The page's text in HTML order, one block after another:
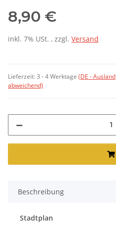
8,90 €
inkl. 7% USt. , zzgl. Versand
Lieferzeit:3 - 4 Werktage (DE - Ausland
abweichend)
Beschreibung
Stadtplan